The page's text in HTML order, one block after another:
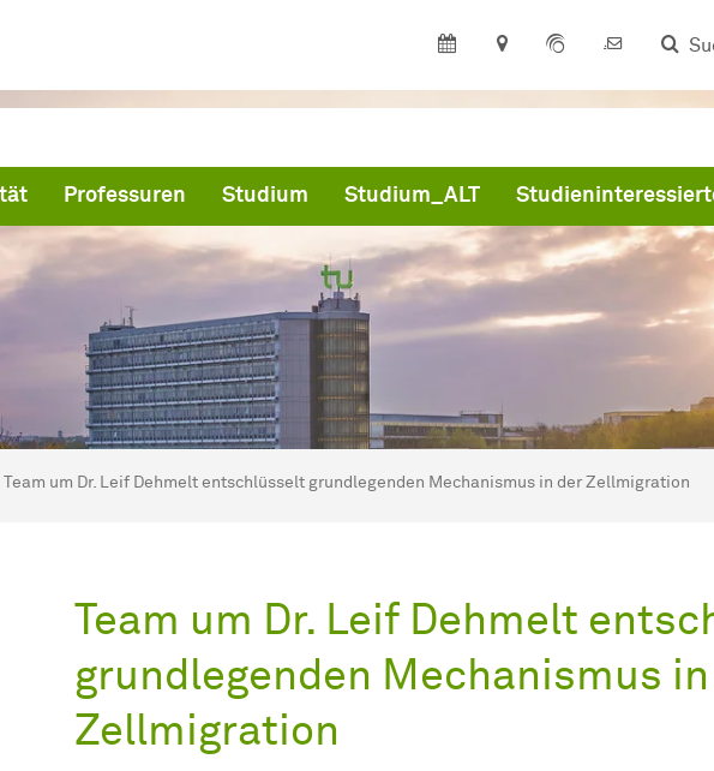
Professuren Studium Studium_ALT
hier:
Team um Dr. Leif Dehmelt entschlüsselt grundlegenden Mechanismus in der Zellmigration
Team um Dr. Leif Dehmelt
grundlegenden Mechanismus
Zellmigration